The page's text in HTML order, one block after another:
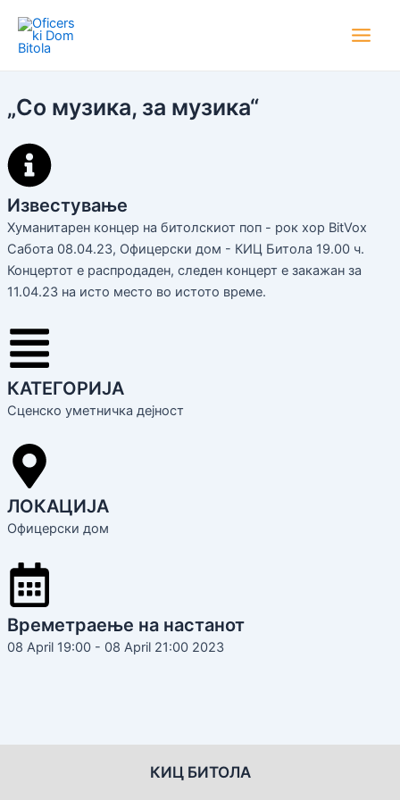
content
„Со музика, за музика“
Известување
Хуманитарен концер на битолскиот поп - рок хор BitVox
Сабота 08.04.23, Офицерски дом - КИЦ Битола 19.00 ч.
Концертот е распродаден, следен концерт е закажан за
11.04.23 на исто место во истото време.
КАТЕГОРИЈА
Сценско уметничка дејност
ЛОКАЦИЈА
Офицерски дом
Времетраење на настанот
08 April 19:00 - 08 April 21:00 2023
КИЦ БИТОЛА